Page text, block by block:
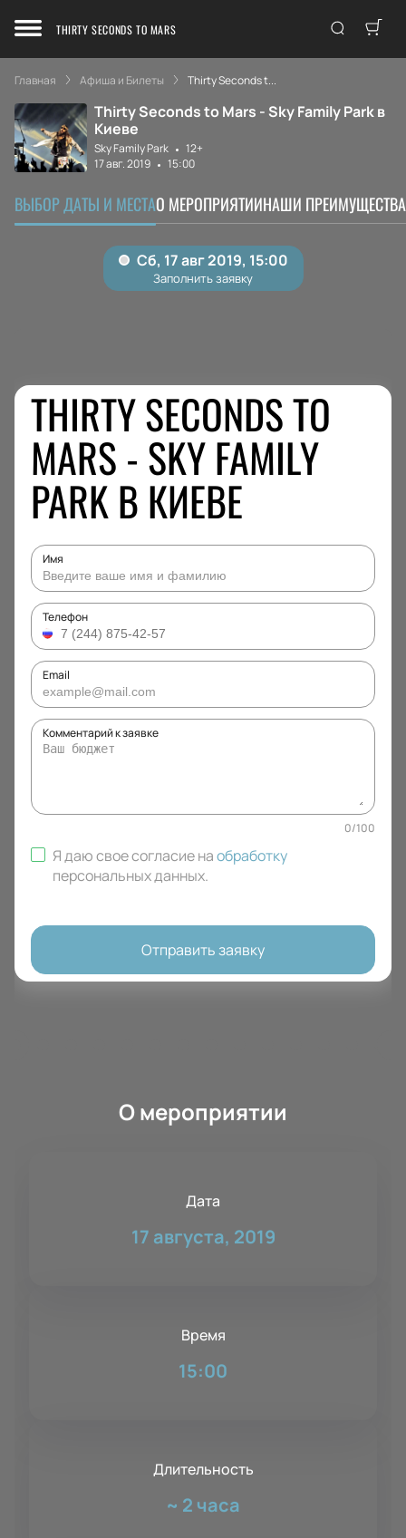
THIRTY SECONDS TO MARS
Главная Афиша и Билеты Thirty Seconds t...
Thirty Seconds to Mars - Sky Family Park в
Киеве
Sky Family Park
12+
17 авг. 2019
15:00
ВЫБОР ДАТЫ И МЕСТАО МЕРОПРИЯТИИНАШИ ПРЕИМУЩЕСТВА
THIRTY SECONDS TO
MARS - SKY FAMILY
PARK В КИЕВЕ
Имя
Телефон
Email
Комментарий к заявке
0/100
Я даю свое согласие наобработку
персональных данных.
Отправить заявку
О мероприятии
Дата
17 августа, 2019
Время
15:00
Длительность
~ 2 часа